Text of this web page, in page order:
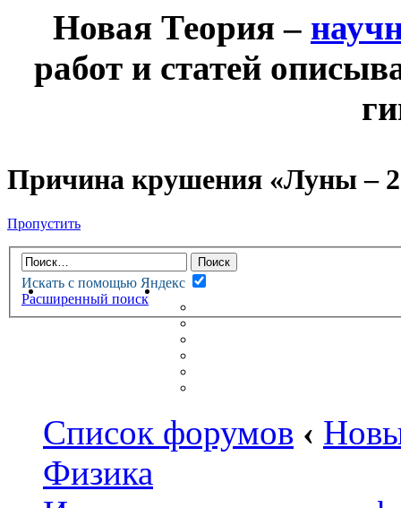
Новая Теория –
работ и статей
Причина крушения «Луны –
Пропустить
Искать с помощью Яндекс
Расширенный поиск
НОВАЯ ТЕОРИЯФОРУМ
НЕПРОЧИТАННЫЕ
Список форумов ‹
Физика